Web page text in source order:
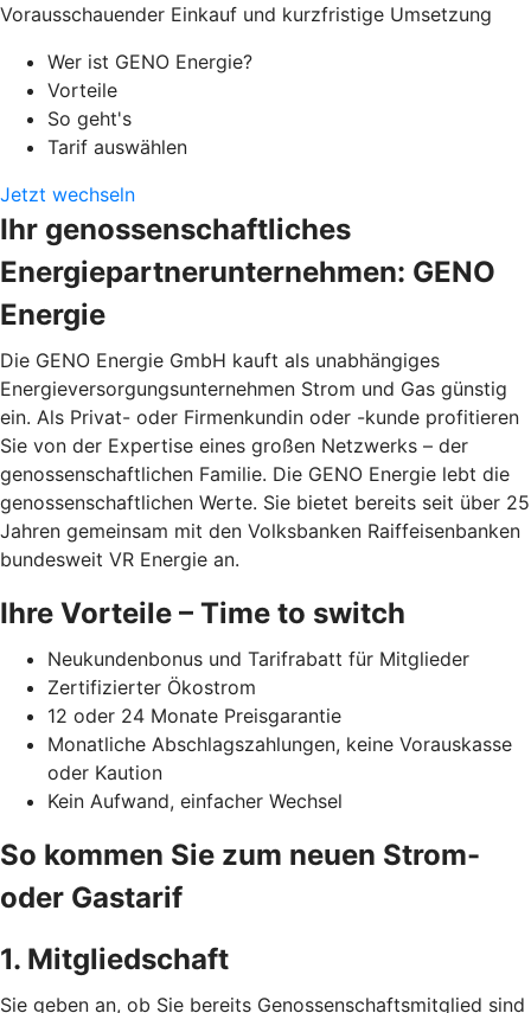
Vorausschauender Einkauf und kurzfristige Umsetzung
Wer ist GENO Energie?
Vorteile
So geht's
Tarif auswählen
Jetzt wechseln
Ihr genossenschaftliches
Energiepartnerunternehmen: GENO
Energie
Die GENO Energie GmbH kauft als unabhängiges
Energieversorgungsunternehmen Strom und Gas günstig
ein. Als Privat- oder Firmenkundin oder -kunde profitieren
Sie von der Expertise eines großen Netzwerks – der
genossenschaftlichen Familie. Die GENO Energie lebt die
genossenschaftlichen Werte. Sie bietet bereits seit über 25
Jahren gemeinsam mit den Volksbanken Raiffeisenbanken
bundesweit VR Energie an.
Ihre Vorteile – Time to switch
Neukundenbonus und Tarifrabatt für Mitglieder
Zertifizierter Ökostrom
12 oder 24 Monate Preisgarantie
Monatliche Abschlagszahlungen, keine Vorauskasse
oder Kaution
Kein Aufwand, einfacher Wechsel
So kommen Sie zum neuen Strom-
oder Gastarif
1. Mitgliedschaft
Sie geben an, ob Sie bereits Genossenschaftsmitglied sind